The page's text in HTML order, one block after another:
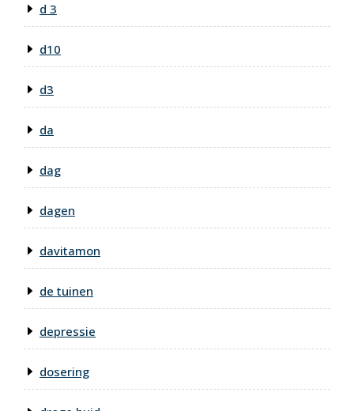
d 3
d10
d3
da
dag
dagen
davitamon
de tuinen
depressie
dosering